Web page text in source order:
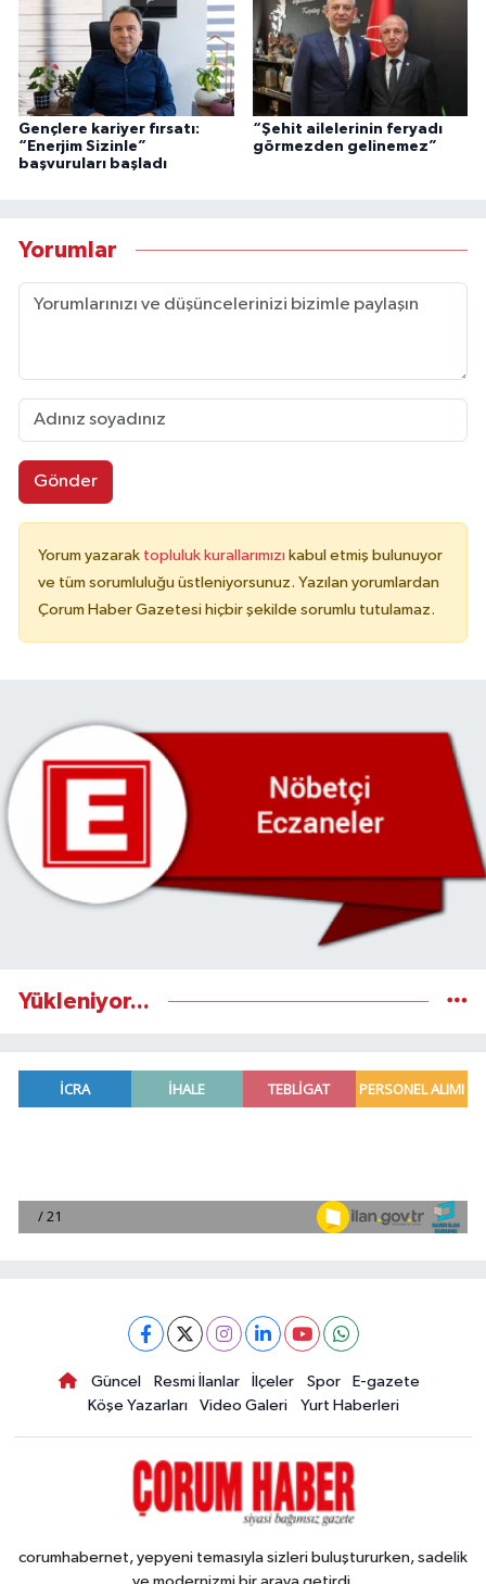
Gençlere kariyer fırsatı:
“Enerjim Sizinle”
başvuruları başladı
“Şehit ailelerinin feryadı
görmezden gelinemez”
Yorumlar
Gönder
Yorum yazarak topluluk kurallarımızı kabul etmiş bulunuyor
ve tüm sorumluluğu üstleniyorsunuz. Yazılan yorumlardan
Çorum Haber Gazetesi hiçbir şekilde sorumlu tutulamaz.
Yükleniyor...
Güncel Resmi İlanlar İlçeler Spor
E-gazete
Köşe Yazarları
Video Galeri Yurt Haberleri
corumhabernet, yepyeni temasıyla sizleri buluştururken, sadelik
ve modernizmi bir araya getirdi.